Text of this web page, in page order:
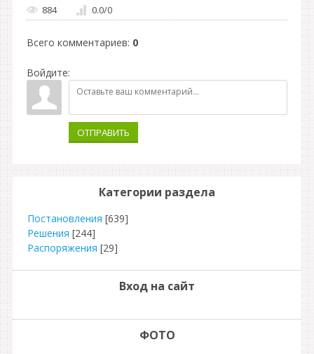
884
0.0/0
Всего комментариев: 0
Войдите:
ОТПРАВИТЬ
Категории раздела
Постановления [639]
Решения [244]
Распоряжения [29]
Вход на сайт
ФОТО